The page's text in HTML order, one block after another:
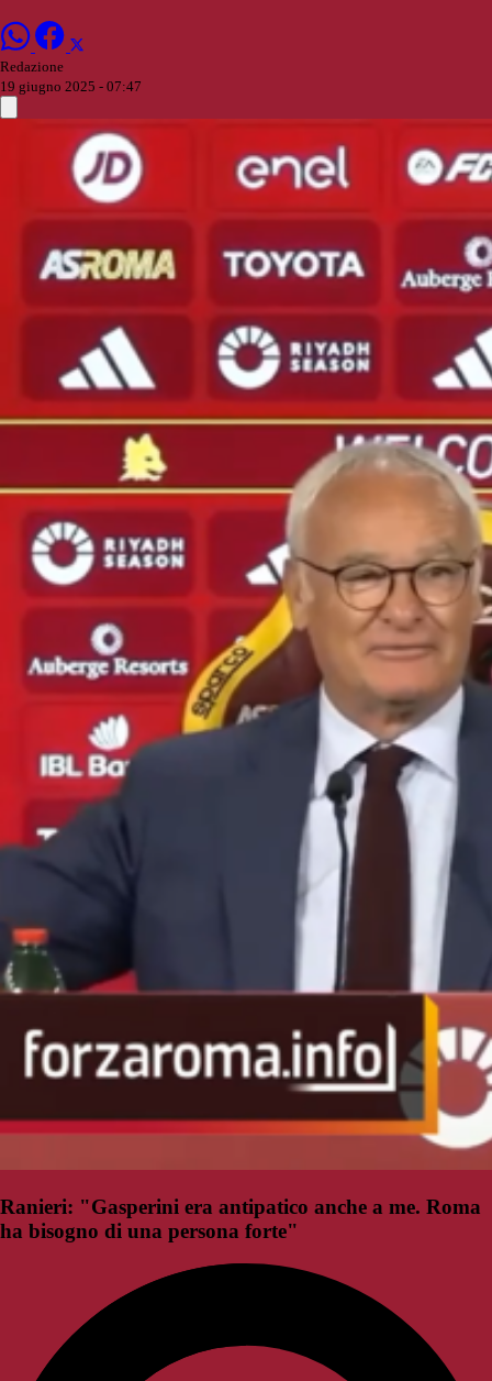
Redazione
19 giugno 2025 - 07:47
Ranieri: "Gasperini era antipatico anche a me. Roma
ha bisogno di una persona forte"